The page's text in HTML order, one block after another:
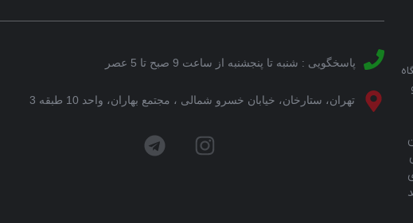
پاسخگویی : شنبه تا پنجشنبه از ساعت 9 صبح تا 5 عصر
تهران، ستارخان، خیابان خسرو شمالی ، مجتمع بهاران، واحد 10 طبقه 3